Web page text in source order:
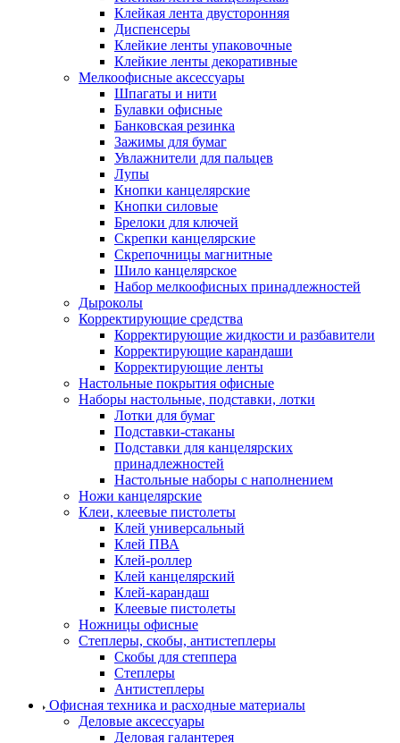
Клейкая лента двусторонняя
Диспенсеры
Клейкие ленты упаковочные
Клейкие ленты декоративные
Мелкоофисные аксессуары
Шпагаты и нити
Булавки офисные
Банковская резинка
Зажимы для бумаг
Увлажнители для пальцев
Лупы
Кнопки канцелярские
Кнопки силовые
Брелоки для ключей
Скрепки канцелярские
Скрепочницы магнитные
Шило канцелярское
Набор мелкоофисных принадлежностей
Дыроколы
Корректирующие средства
Корректирующие жидкости и разбавители
Корректирующие карандаши
Корректирующие ленты
Настольные покрытия офисные
Наборы настольные, подставки, лотки
Лотки для бумаг
Подставки-стаканы
Подставки для канцелярских
принадлежностей
Настольные наборы с наполнением
Ножи канцелярские
Клеи, клеевые пистолеты
Клей универсальный
Клей ПВА
Клей-роллер
Клей канцелярский
Клей-карандаш
Клеевые пистолеты
Ножницы офисные
Степлеры, скобы, антистеплеры
Скобы для степпера
Степлеры
Антистеплеры
Офисная техника и расходные материалы
Деловые аксессуары
Деловая галантерея